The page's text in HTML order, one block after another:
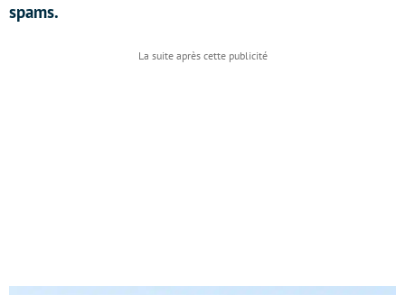
spams.